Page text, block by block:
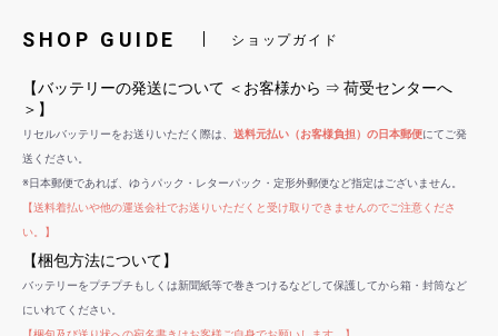
SHOP GUIDE ショップガイド
【バッテリーの発送について ＜お客様から ⇒ 荷受センターへ
＞】
リセルバッテリーをお送りいただく際は、 送料元払い（お客様負担）の日本郵便にてご発
送ください。
※日本郵便であれば、ゆうパック・レターパック・定形外郵便など指定はございません。
【送料着払いや他の運送会社でお送りいただくと受け取りできませんのでご注意くださ
い。】
【梱包方法について】
バッテリーをプチプチもしくは新聞紙等で巻きつけるなどして保護してから箱・封筒など
にいれてください。